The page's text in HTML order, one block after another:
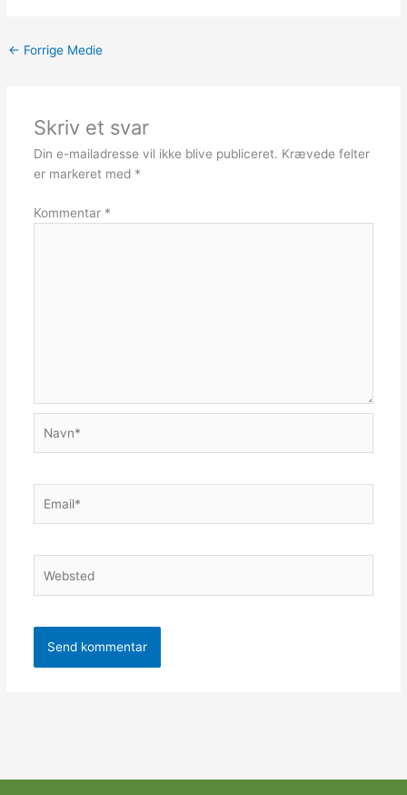
← Forrige Medie
Skriv et svar
Din e-mailadresse vil ikke blive publiceret. Krævede felter
er markeret med *
Kommentar *